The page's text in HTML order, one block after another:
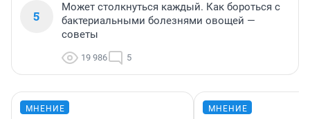
5
Может столкнуться каждый. Как бороться с
бактериальными болезнями овощей —
советы
19 986 5
МНЕНИЕ МНЕНИЕ